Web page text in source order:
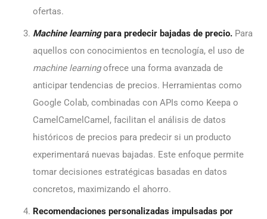
ofertas.
Machine learningpara predecir bajadas de precio. Para
aquellos con conocimientos en tecnología, el uso de
machine learningofrece una forma avanzada de
anticipar tendencias de precios. Herramientas como
Google Colab, combinadas con APIs como Keepa o
CamelCamelCamel, facilitan el análisis de datos
históricos de precios para predecir si un producto
experimentará nuevas bajadas. Este enfoque permite
tomar decisiones estratégicas basadas en datos
concretos, maximizando el ahorro.
Recomendaciones personalizadas impulsadas por